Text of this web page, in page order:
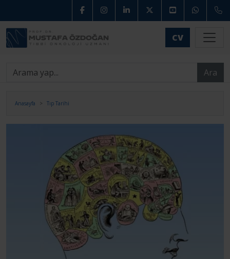
CV
Ara
Anasayfa Tıp Tarihi